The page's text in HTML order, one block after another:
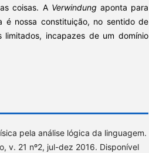
coisas. A Verwindung aponta para
é nossa constituição, no sentido de
limitados, incapazes de um domínio
pela análise lógica da linguagem.
v. 21 nº2, jul-dez 2016. Disponível